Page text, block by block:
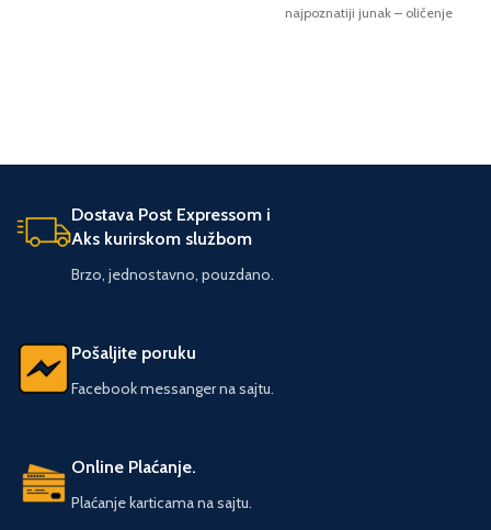
najpoznatiji junak – oličenje
sposobnosti, detektivske veštine,
Dostava Post Expressom i
Aks kurirskom službom
Brzo, jednostavno, pouzdano.
Pošaljite poruku
Facebook messanger na sajtu.
Online Plaćanje.
Plaćanje karticama na sajtu.